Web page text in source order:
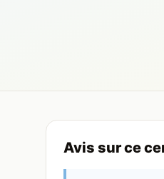
Avis sur ce